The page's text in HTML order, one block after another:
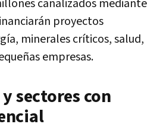
canalizados mediante
proyectos
minerales críticos, salud,
empresas.
sectores con